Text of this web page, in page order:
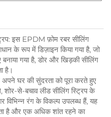
इस EPDM फ़ोम रबर सीलिंग
के रूप में डिज़ाइन किया गया है, जो
गया है, डोर और खिड़की सीलिंग
है।
अपने घर की सुंदरता को पूरा करते हुए
से-बचाव लीड सीलिंग स्ट्रिप के
रंग के विकल्प उपलब्ध हैं, यह
है और एक अधिक शांत रहने का